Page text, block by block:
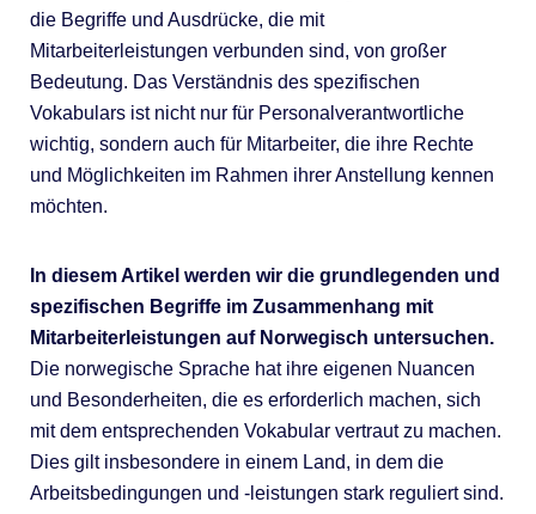
die Begriffe und Ausdrücke, die mit
Mitarbeiterleistungen verbunden sind, von großer
Bedeutung. Das Verständnis des spezifischen
Vokabulars ist nicht nur für Personalverantwortliche
wichtig, sondern auch für Mitarbeiter, die ihre Rechte
und Möglichkeiten im Rahmen ihrer Anstellung kennen
möchten.
In diesem Artikel werden wir die grundlegenden und
spezifischen Begriffe im Zusammenhang mit
Mitarbeiterleistungen auf Norwegisch untersuchen.
Die norwegische Sprache hat ihre eigenen Nuancen
und Besonderheiten, die es erforderlich machen, sich
mit dem entsprechenden Vokabular vertraut zu machen.
Dies gilt insbesondere in einem Land, in dem die
Arbeitsbedingungen und -leistungen stark reguliert sind.